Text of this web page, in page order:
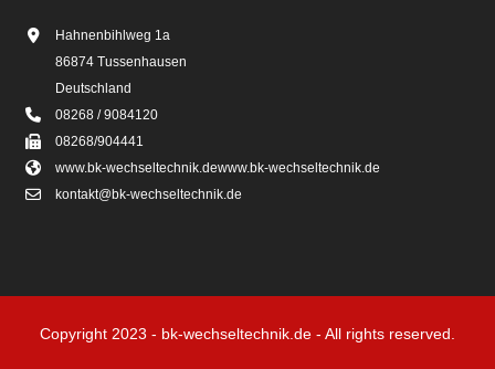
Hahnenbihlweg 1a
86874 Tussenhausen
Deutschland
08268 / 9084120
08268/904441
www.bk-wechseltechnik.dewww.bk-wechseltechnik.de
kontakt@bk-wechseltechnik.de
Copyright 2023 - bk-wechseltechnik.de - All rights reserved.